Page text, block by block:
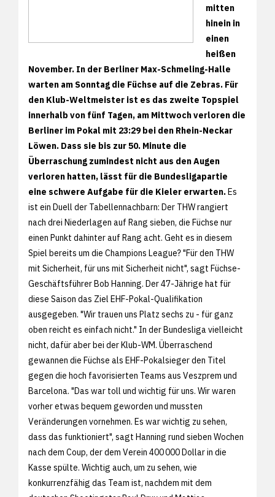
mitten
hinein in
einen
heißen
November. In der Berliner Max-Schmeling-Halle
warten am Sonntag die Füchse auf die Zebras. Für
den Klub-Weltmeister ist es das zweite Topspiel
innerhalb von fünf Tagen, am Mittwoch verloren die
Berliner im Pokal mit 23:29 bei den Rhein-Neckar
Löwen. Dass sie bis zur 50. Minute die
Überraschung zumindest nicht aus den Augen
verloren hatten, lässt für die Bundesligapartie
eine schwere Aufgabe für die Kieler erwarten.Es
ist ein Duell der Tabellennachbarn: Der THW rangiert
nach drei Niederlagen auf Rang sieben, die Füchse nur
einen Punkt dahinter auf Rang acht. Geht es in diesem
Spiel bereits um die Champions League? "Für den THW
mit Sicherheit, für uns mit Sicherheit nicht", sagt Füchse-
Geschäftsführer Bob Hanning. Der 47-Jährige hat für
diese Saison das Ziel EHF-Pokal-Qualifikation
ausgegeben. "Wir trauen uns Platz sechs zu - für ganz
oben reicht es einfach nicht." In der Bundesliga vielleicht
nicht, dafür aber bei der Klub-WM. Überraschend
gewannen die Füchse als EHF-Pokalsieger den Titel
gegen die hoch favorisierten Teams aus Veszprem und
Barcelona. "Das war toll und wichtig für uns. Wir waren
vorher etwas bequem geworden und mussten
Veränderungen vornehmen. Es war wichtig zu sehen,
dass das funktioniert", sagt Hanning rund sieben Wochen
nach dem Coup, der dem Verein 400 000 Dollar in die
Kasse spülte. Wichtig auch, um zu sehen, wie
konkurrenzfähig das Team ist, nachdem mit dem